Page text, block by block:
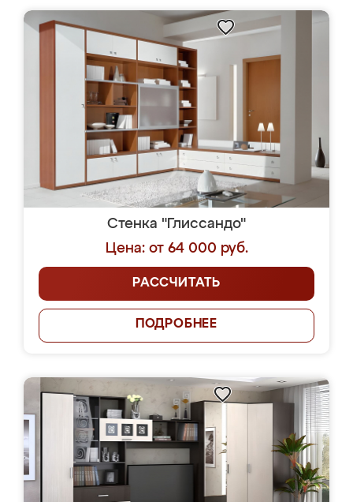
Стенка "Глиссандо"
Цена: от 64 000 руб.
РАССЧИТАТЬ
ПОДРОБНЕЕ